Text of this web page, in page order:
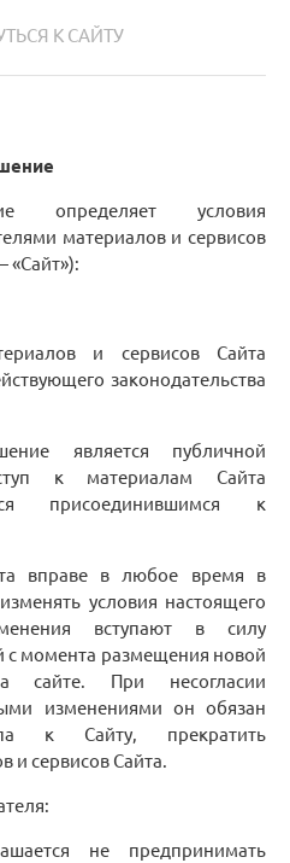
К САЙТУ
определяет условия
материалов и сервисов
«Сайт»):
и сервисов Сайта
законодательства
является публичной
к материалам Сайта
присоединившимся к
вправе в любое время в
условия настоящего
вступают в силу
с момента размещения новой
сайте. При несогласии
изменениями он обязан
к Сайту, прекратить
и сервисов Сайта.
не предпринимать